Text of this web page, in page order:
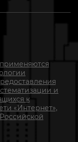
и
к
«Интернет»,